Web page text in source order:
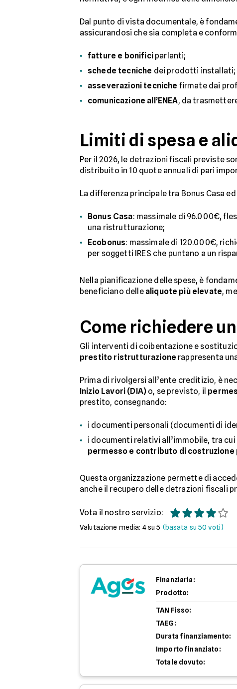
Dal punto di vista documentale, è
assicurandosi che sia completa e
fatture e bonificiparlanti;
schede tecniche dei prodotti installati;
asseverazioni tecniche firmate dai
comunicazione all’ENEA, da
Limiti di spesa e
Per il 2026, le detrazioni fiscali previste
distribuito in 10 quote annuali di pari
La differenza principale tra Bonus Casa
Bonus Casa: massimale di 96.000€,
una ristrutturazione;
Ecobonus: massimale di 120.000€,
per soggetti IRES che puntano a un
Nella pianificazione delle spese, è
beneficiano delle aliquote più elevate,
Come richiedere
Gli interventi di coibentazione e
prestito ristrutturazione rappresenta
Prima di rivolgersi all’ente creditizio, è
Inizio Lavori (DIA) o, se previsto, il
prestito, consegnando:
i documenti personali (documenti di
i documenti relativi all’immobile, tra cui
permesso e contributo di costruzione
Questa organizzazione permette di
anche il recupero delle detrazioni fiscali
Vota il nostro servizio:
Valutazione media: 4su 5 (basata su50 voti)
Finanziaria:
Prodotto:
TAN Fisso:
TAEG:
Durata finanziamento:
Importo finanziato:
Totale dovuto: